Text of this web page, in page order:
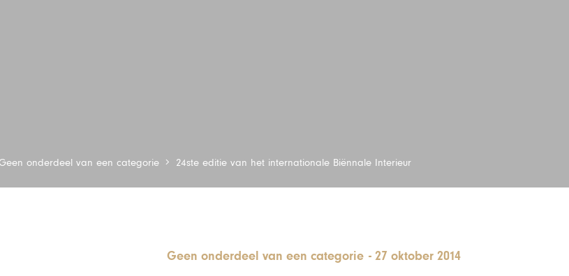
onderdeel van een categorie 24ste editie van het internationale Biënnale Interieur
Geen onderdeel van een categorie -27 oktober 2014